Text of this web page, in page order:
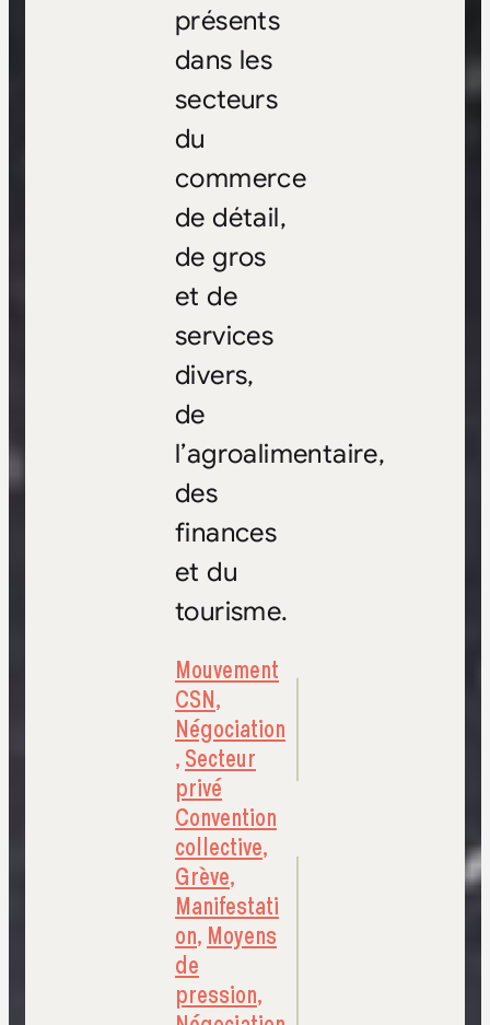
présents
dans les
secteurs
du
commerce
de détail,
de gros
et de
services
divers,
de
l’agroalimentaire,
des
finances
et du
tourisme.
Mouvement
CSN,
Négociation
,Secteur
privé
Convention
collective,
Grève,
Manifestati
on, Moyens
de
pression,